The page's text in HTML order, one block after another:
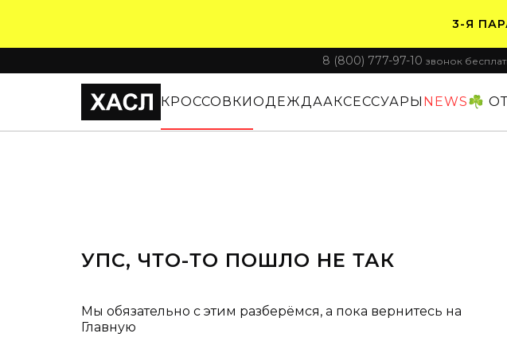
3-Я
ПЛАТИТЕ
8 (800) 777-97-10 звонок
КРОССОВКИОДЕЖДААКСЕССУАРЫ NEWS☘️
УПС, ЧТО-ТО ПОШЛО НЕ ТАК
Мы обязательно с этим разберёмся, а пока вернитесь на
Главную